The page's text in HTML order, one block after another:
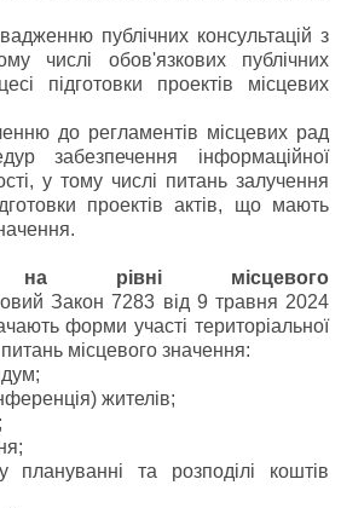
публічних консультацій з
числі обов'язкових публічних
підготовки проектів місцевих
до регламентів місцевих рад
забезпечення інформаційної
у тому числі питань залучення
проектів актів, що мають
на рівні місцевого
Закон 7283 від 9 травня 2024
форми участі територіальної
місцевого значення:
жителів;
плануванні та розподілі коштів